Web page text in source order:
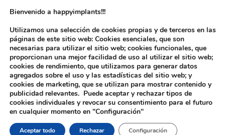
Inicio/ Productos etiquetados “8108S”
Bienvenido a happyimplants!!!
Utilizamos una selección de cookies propias y de terceros en las
páginas de este sitio web: Cookies esenciales, que son
necesarias para utilizar el sitio web; cookies funcionales, que
proporcionan una mejor facilidad de uso al utilizar el sitio web;
cookies de rendimiento, que utilizamos para generar datos
agregados sobre el uso y las estadísticas del sitio web; y
cookies de marketing, que se utilizan para mostrar contenido y
publicidad relevantes. Puede aceptar y rechazar tipos de
cookies individuales y revocar su consentimiento para el futuro
en cualquier momento en "Configuración"
Aceptar todo Rechazar Configuración